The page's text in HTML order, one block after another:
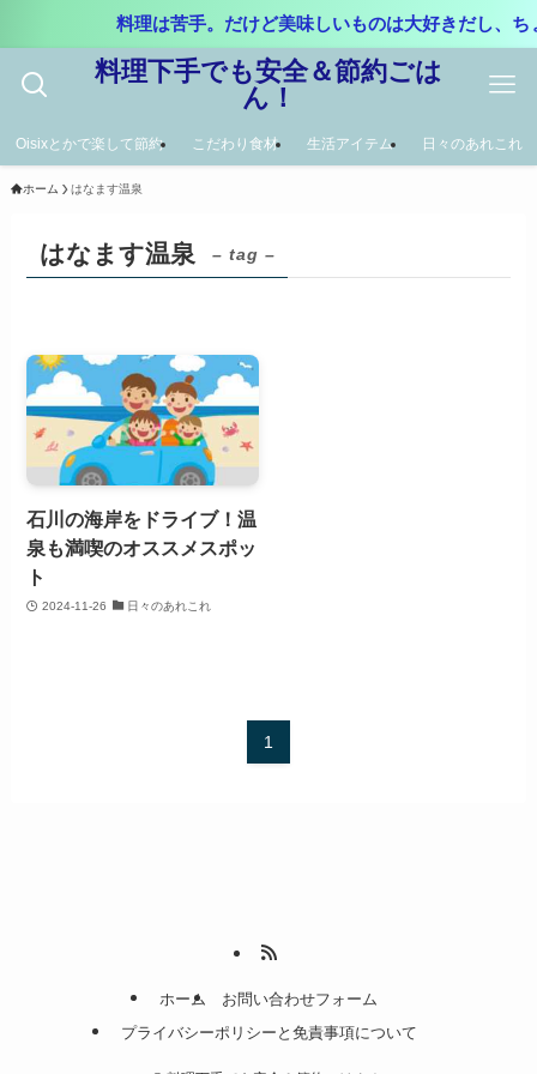
料理は苦手。だけど美味しいものは大好きだし、
料理下手でも安全＆節約ごは
ん！
Oisixとかで楽して節約 こだわり食材 生活アイテム 日々のあれこれ
ホーム はなます温泉
はなます温泉 – tag –
石川の海岸をドライブ！温
泉も満喫のオススメスポッ
ト
2024-11-26 日々のあれこれ
1
ホーム
お問い合わせフォーム
プライバシーポリシーと免責事項について